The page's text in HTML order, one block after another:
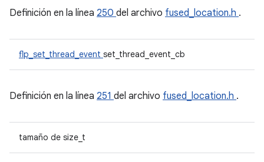
Definición en la línea 250 del archivo fused_location.h .
flp_set_thread_event set_thread_event_cb
Definición en la línea 251 del archivo fused_location.h .
tamaño de size_t